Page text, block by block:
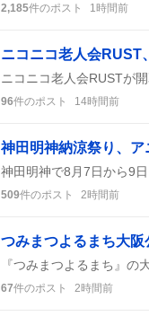
2,185件のポスト 1時間前
96件のポスト 14時間前
509件のポスト 2時間前
67件のポスト 2時間前